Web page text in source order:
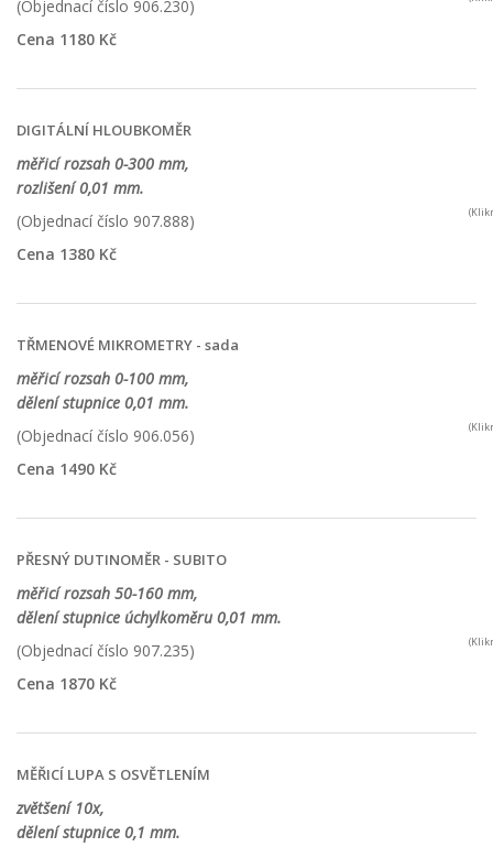
(Objednací číslo 906.230)
Cena 1180 Kč
DIGITÁLNÍ HLOUBKOMĚR
měřicí rozsah 0-300 mm,
rozlišení 0,01 mm.
(Objednací číslo 907.888)
Cena 1380 Kč
TŘMENOVÉ MIKROMETRY - sada
měřicí rozsah 0-100 mm,
dělení stupnice 0,01 mm.
(Objednací číslo 906.056)
Cena 1490 Kč
PŘESNÝ DUTINOMĚR - SUBITO
měřicí rozsah 50-160 mm,
dělení stupnice úchylkoměru 0,01 mm.
(Objednací číslo 907.235)
Cena 1870 Kč
MĚŘICÍ LUPA S OSVĚTLENÍM
zvětšení 10x,
dělení stupnice 0,1 mm.